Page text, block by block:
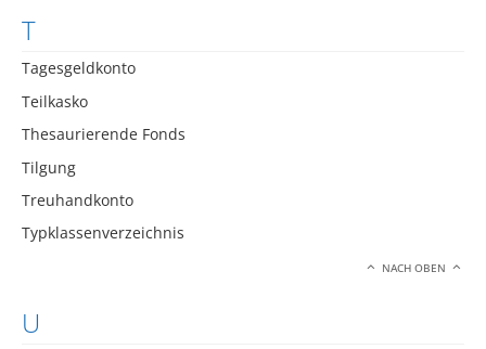
T
Tagesgeldkonto
Teilkasko
Thesaurierende Fonds
Tilgung
Treuhandkonto
Typklassenverzeichnis
NACH OBEN
U